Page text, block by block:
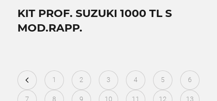
KIT PROF. SUZUKI 1000 TL S
MOD.RAPP.
1 2 3 4 5 6
7 8 9 10 11 12 13